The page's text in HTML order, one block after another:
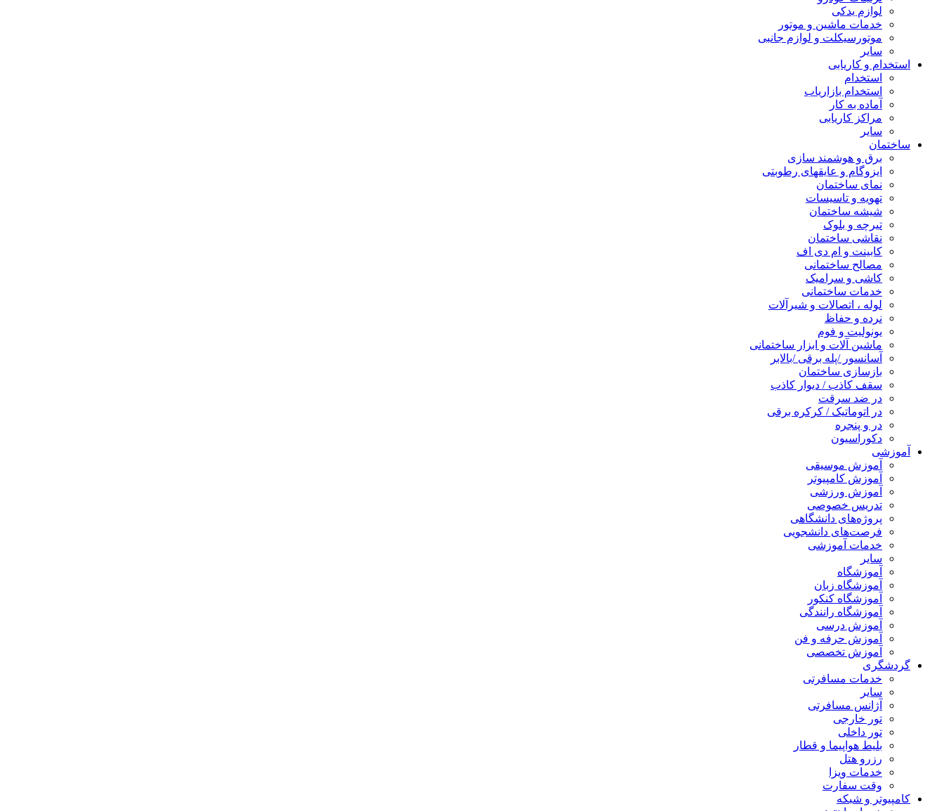
لوازم یدکی
خدمات ماشین و موتور
موتورسیکلت و لوازم جانبی
سایر
استخدام و کاریابی
استخدام
استخدام بازاریاب
آماده به کار
مراکز کاریابی
سایر
ساختمان
برق و هوشمند سازی
ایزوگام و عایقهای رطوبتی
نمای ساختمان
تهویه و تاسیسات
شیشه ساختمان
تیرچه و بلوک
نقاشی ساختمان
کابینت و ام دی اف
مصالح ساختمانی
کاشی و سرامیک
خدمات ساختمانی
لوله ، اتصالات و شیرآلات
نرده و حفاظ
یونولیت و فوم
ماشین آلات و ابزار ساختمانی
آسانسور /پله برقی /بالابر
بازسازی ساختمان
سقف کاذب / دیوار کاذب
در ضد سرقت
در اتوماتیک / کرکره برقی
در و پنجره
دکوراسیون
آموزشی
آموزش موسیقی
آموزش کامپیوتر
آموزش ورزشی
تدریس خصوصی
پروژه‌های دانشگاهی
فرصت‌های دانشجویی
خدمات آموزشی
سایر
آموزشگاه
آموزشگاه زبان
آموزشگاه کنکور
آموزشگاه رانندگی
آموزش درسی
آموزش حرفه و فن
آموزش تخصصی
گردشگری
خدمات مسافرتی
سایر
آژانس مسافرتی
تور خارجی
تور داخلی
بلیط هواپیما و قطار
رزرو هتل
خدمات ویزا
وقت سفارت
کامپیوتر و شبکه